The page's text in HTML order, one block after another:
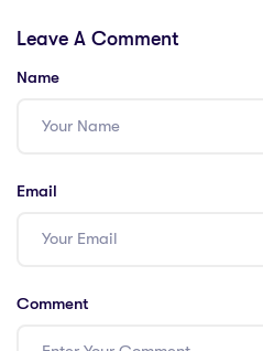
Leave A Comment
Name
Email
Comment